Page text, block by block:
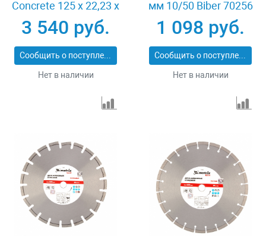
Concrete 125 x 22,23 x
2,2 x 12 mm
3 540 руб.
Сообщить о поступлении
Нет в наличии
мм 10/50 Biber 70256
1 098 руб.
Сообщить о поступлении
Нет в наличии